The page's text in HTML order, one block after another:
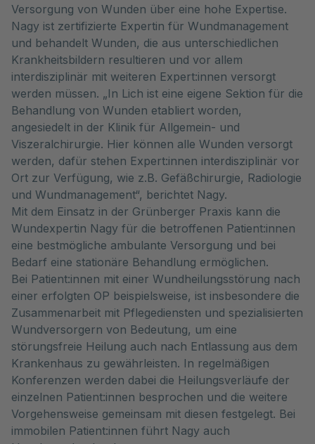
Versorgung von Wunden über eine hohe Expertise.
Nagy ist zertifizierte Expertin für Wundmanagement
und behandelt Wunden, die aus unterschiedlichen
Krankheitsbildern resultieren und vor allem
interdisziplinär mit weiteren Expert:innen versorgt
werden müssen. „In Lich ist eine eigene Sektion für die
Behandlung von Wunden etabliert worden,
angesiedelt in der Klinik für Allgemein- und
Viszeralchirurgie. Hier können alle Wunden versorgt
werden, dafür stehen Expert:innen interdisziplinär vor
Ort zur Verfügung, wie z.B. Gefäßchirurgie, Radiologie
und Wundmanagement“, berichtet Nagy.
Mit dem Einsatz in der Grünberger Praxis kann die
Wundexpertin Nagy für die betroffenen Patient:innen
eine bestmögliche ambulante Versorgung und bei
Bedarf eine stationäre Behandlung ermöglichen.
Bei Patient:innen mit einer Wundheilungsstörung nach
einer erfolgten OP beispielsweise, ist insbesondere die
Zusammenarbeit mit Pflegediensten und spezialisierten
Wundversorgern von Bedeutung, um eine
störungsfreie Heilung auch nach Entlassung aus dem
Krankenhaus zu gewährleisten. In regelmäßigen
Konferenzen werden dabei die Heilungsverläufe der
einzelnen Patient:innen besprochen und die weitere
Vorgehensweise gemeinsam mit diesen festgelegt. Bei
immobilen Patient:innen führt Nagy auch